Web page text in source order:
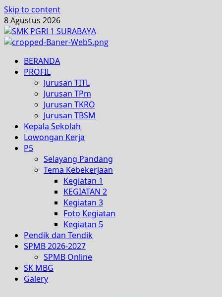
Skip to content
8 Agustus 2026
BERANDA
PROFIL
Jurusan TITL
Jurusan TPm
Jurusan TKRO
Jurusan TBSM
Kepala Sekolah
Lowongan Kerja
P5
Selayang Pandang
Tema Kebekerjaan
Kegiatan 1
KEGIATAN 2
Kegiatan 3
Foto Kegiatan
Kegiatan 5
Pendik dan Tendik
SPMB 2026-2027
SPMB Online
SK MBG
Galery